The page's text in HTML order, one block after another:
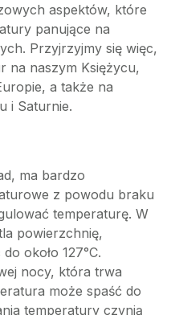
aspektów, które
panujące na
Przyjrzyjmy się więc,
na naszym Księżycu,
a także na
i Saturnie.
ma bardzo
z powodu braku
temperaturę. W
powierzchnię,
około 127°C.
nocy, która trwa
może spaść do
temperatury czynią